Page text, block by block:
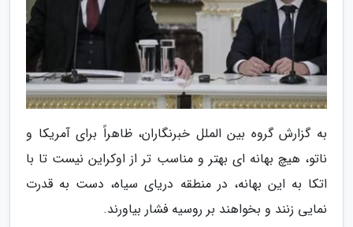
به گزارش گروه بین الملل خبرنگاران، ظاهراً برای آمریکا و
ناتو، هیچ بهانه ای بهتر و مناسب تر از اوکراین نیست تا با
اتکا به این بهانه، در منطقه دریای سیاه، دست به قدرت
نمایی زنند و بخواهند بر روسیه فشار بیاورند.